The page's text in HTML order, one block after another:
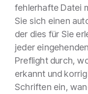
fehlerhafte Datei
Sie sich einen
der dies für Sie
jeder
Preflight durch,
erkannt und
Schriften ein,